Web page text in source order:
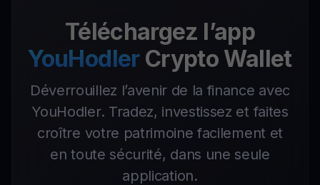
Téléchargez l’app
YouHodler Crypto Wallet
Déverrouillez l’avenir de la finance avec
YouHodler. Tradez, investissez et faites
croître votre patrimoine facilement et
en toute sécurité, dans une seule
application.